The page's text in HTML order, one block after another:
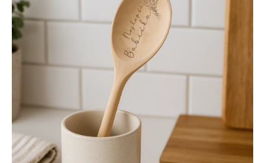
0,0
z
5
hvězdiček.